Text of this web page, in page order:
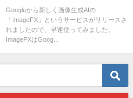
Googleから新しく画像生成AIの
「ImageFX」というサービスがリリースさ
れましたので、早速使ってみました。
ImageFXはGoog...